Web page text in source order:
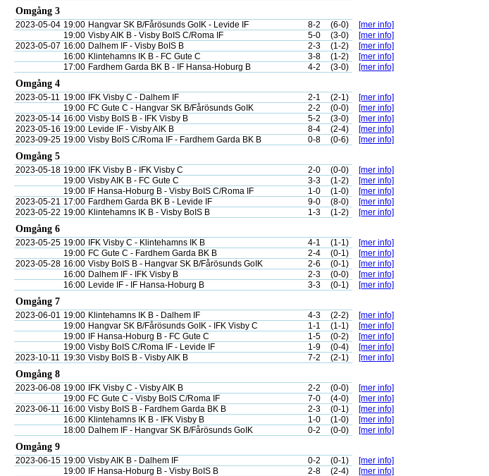
Omgång 3
2023-05-04 19:00 Hangvar SK B/Fårösunds GoIK - Levide IF 8-2 (6-0)
[mer info]
19:00 Visby AIK B - Visby BoIS C/Roma IF 5-0 (3-0)
[mer info]
2023-05-07 16:00 Dalhem IF - Visby BoIS B 2-3 (1-2)
[mer info]
16:00 Klintehamns IK B - FC Gute C 3-8 (1-2)
[mer info]
17:00 Fardhem Garda BK B - IF Hansa-Hoburg B 4-2 (3-0) [mer info]
Omgång 4
2023-05-11 19:00 IFK Visby C - Dalhem IF 2-1 (2-1)
[mer info]
19:00 FC Gute C - Hangvar SK B/Fårösunds GoIK 2-2 (0-0)
[mer info]
2023-05-14 16:00 Visby BoIS B - IFK Visby B 5-2 (3-0)
[mer info]
2023-05-16 19:00 Levide IF - Visby AIK B 8-4 (2-4)
[mer info]
2023-09-25 19:00 Visby BoIS C/Roma IF - Fardhem Garda BK B 0-8 (0-6) [mer info]
Omgång 5
2023-05-18 19:00 IFK Visby B - IFK Visby C 2-0 (0-0)
[mer info]
19:00 Visby AIK B - FC Gute C 3-3 (1-2)
[mer info]
19:00
IF Hansa-Hoburg B - Visby BoIS C/Roma IF 1-0 (1-0)
[mer info]
2023-05-21 17:00 Fardhem Garda BK B - Levide IF 9-0 (8-0)
[mer info]
2023-05-22 19:00 Klintehamns IK B - Visby BoIS B 1-3 (1-2) [mer info]
Omgång 6
2023-05-25 19:00 IFK Visby C - Klintehamns IK B 4-1 (1-1)
[mer info]
19:00 FC Gute C - Fardhem Garda BK B 2-4 (0-1)
[mer info]
2023-05-28 16:00 Visby BoIS B - Hangvar SK B/Fårösunds GoIK 2-6 (0-1)
[mer info]
16:00 Dalhem IF - IFK Visby B 2-3 (0-0)
[mer info]
16:00 Levide IF - IF Hansa-Hoburg B 3-3 (0-1) [mer info]
Omgång 7
2023-06-01 19:00 Klintehamns IK B - Dalhem IF 4-3 (2-2)
[mer info]
19:00 Hangvar SK B/Fårösunds GoIK - IFK Visby C 1-1 (1-1)
[mer info]
19:00
IF Hansa-Hoburg B - FC Gute C 1-5 (0-2)
[mer info]
19:00 Visby BoIS C/Roma IF - Levide IF 1-9 (0-4)
[mer info]
2023-10-11 19:30 Visby BoIS B - Visby AIK B 7-2 (2-1) [mer info]
Omgång 8
2023-06-08 19:00 IFK Visby C - Visby AIK B 2-2 (0-0)
[mer info]
19:00 FC Gute C - Visby BoIS C/Roma IF 7-0 (4-0)
[mer info]
2023-06-11 16:00 Visby BoIS B - Fardhem Garda BK B 2-3 (0-1)
[mer info]
16:00 Klintehamns IK B - IFK Visby B 1-0 (1-0)
[mer info]
18:00 Dalhem IF - Hangvar SK B/Fårösunds GoIK 0-2 (0-0) [mer info]
Omgång 9
2023-06-15 19:00 Visby AIK B - Dalhem IF 0-2 (0-1)
[mer info]
19:00
IF Hansa-Hoburg B - Visby BoIS B 2-8 (2-4)
[mer info]